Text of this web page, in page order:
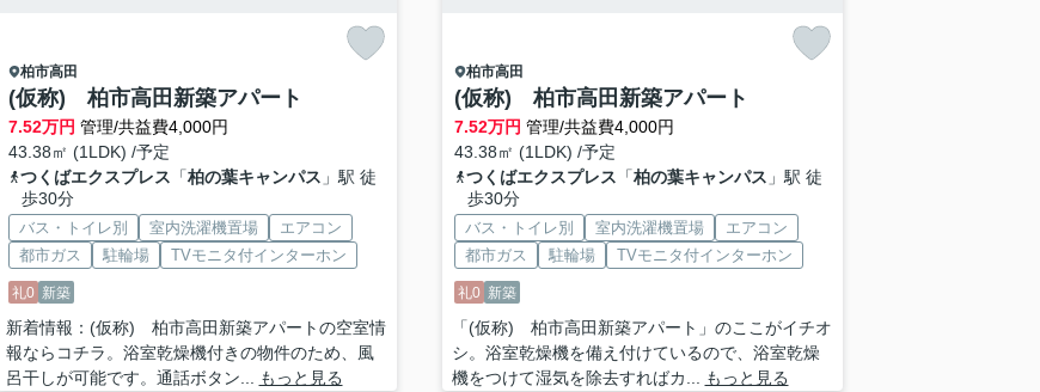
柏市高田
(仮称) 柏市高田新築アパート
7.52万円 管理/共益費4,000円
43.38㎡ (1LDK) /予定
つくばエクスプレス 「柏の葉キャンパス 」駅 徒
歩30分
バス・トイレ別 室内洗濯機置場
エアコン
都市ガス
駐輪場 TVモニタ付インターホン
礼0 新築
新着情報：(仮称) 柏市高田新築アパートの空室情
報ならコチラ。浴室乾燥機付きの物件のため、風
呂干しが可能です。通話ボタン...
もっと見る
柏市高田
(仮称) 柏市高田新築アパート
7.52万円 管理/共益費4,000円
43.38㎡ (1LDK) /予定
つくばエクスプレス 「柏の葉キャンパス 」駅 徒
歩30分
バス・トイレ別 室内洗濯機置場
エアコン
都市ガス
駐輪場 TVモニタ付インターホン
礼0 新築
「(仮称) 柏市高田新築アパート」のここがイチオ
シ。浴室乾燥機を備え付けているので、浴室乾燥
機をつけて湿気を除去すればカ...
もっと見る